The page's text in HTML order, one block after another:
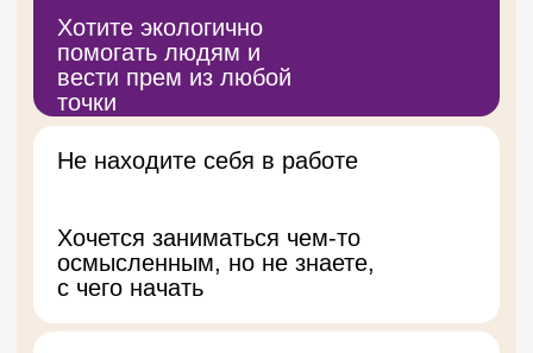
Использовать ясночувствование
для понимания себя и других
устранять их
Понимать сигналы тела
и возвращать внутреннее спокойствие